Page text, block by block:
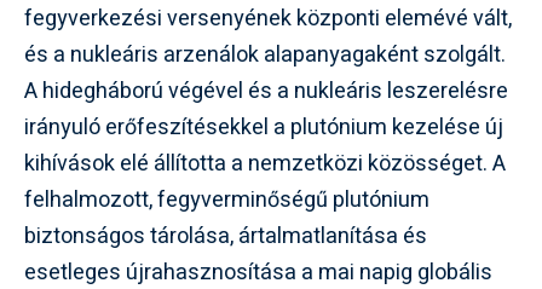
fegyverkezési versenyének központi elemévé vált,
és a nukleáris arzenálok alapanyagaként szolgált.
A hidegháború végével és a nukleáris leszerelésre
irányuló erőfeszítésekkel a plutónium kezelése új
kihívások elé állította a nemzetközi közösséget. A
felhalmozott, fegyverminőségű plutónium
biztonságos tárolása, ártalmatlanítása és
esetleges újrahasznosítása a mai napig globális